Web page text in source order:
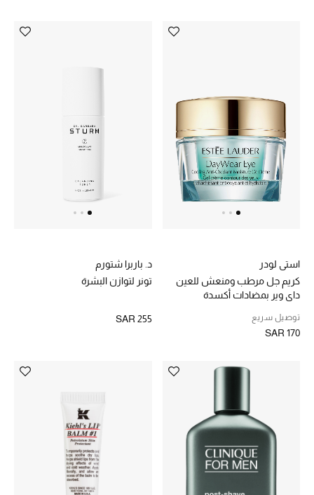
استي لودر
كريم جل مرطب ومنعش للعين
داي وير بمضادات أكسدة
توصيل سريع
SAR 170
د. باربرا شتورم
تونر لتوازن البشرة
SAR 255